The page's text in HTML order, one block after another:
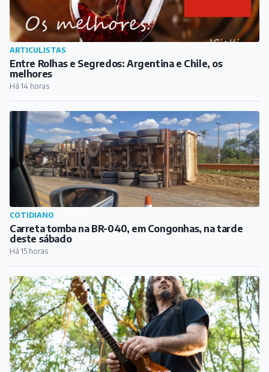
ARTICULISTAS
Entre Rolhas e Segredos: Argentina e Chile, os
melhores
Há 14 horas
COTIDIANO
Carreta tomba na BR-040, em Congonhas, na tarde
deste sábado
Há 15 horas